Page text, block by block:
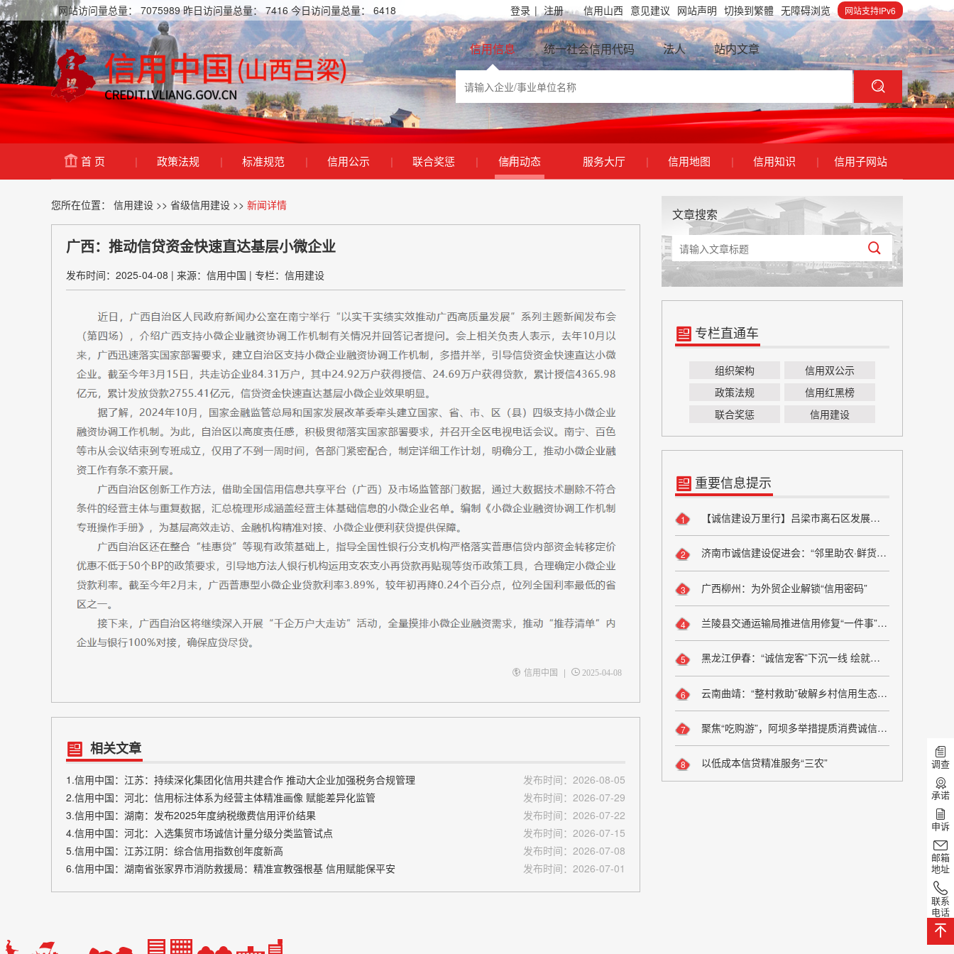
网站访问量总量： 7075989 昨日访问量总量： 7416 今日访问量总量： 6418 网站支持IPv6
无障碍浏览
切換到繁體
网站声明
意见建议
信用山西
登录 | 注册
信用信息 统一社会信用代码 法人 站内文章
首 页 | 政策法规 | 标准规范 | 信用公示 | 联合奖惩 | 信用动态 服务大厅 | 信用地图 | 信用知识 | 信用子网站
您所在位置： 信用建设 >> 省级信用建设 >> 新闻详情
广西：推动信贷资金快速直达基层小微企业
发布时间：2025-04-08 | 来源：信用中国 | 专栏：信用建设
信用中国 | 2025-04-08
相关文章
1.信用中国：江苏：持续深化集团化信用共建合作 推动大企业加强税务合规管理
发布时间：2026-08-05
2.信用中国：河北：信用标注体系为经营主体精准画像 赋能差异化监管
发布时间：2026-07-29
3.信用中国：湖南：发布2025年度纳税缴费信用评价结果
发布时间：2026-07-22
4.信用中国：河北：入选集贸市场诚信计量分级分类监管试点
发布时间：2026-07-15
5.信用中国：江苏江阴：综合信用指数创年度新高
发布时间：2026-07-08
6.信用中国：湖南省张家界市消防救援局：精准宣教强根基 信用赋能保平安
发布时间：2026-07-01
文章搜索
专栏直通车
组织架构
信用双公示
政策法规
信用红黑榜
联合奖惩
信用建设
重要信息提示
【诚信建设万里行】吕梁市离石区发展和改革局严守粮食安全底线 弘扬粮食行业诚信风尚
1
济南市诚信建设促进会：“邻里助农·鲜货进社区”座谈会成功举办 搭建“田间到餐桌”直供桥梁
2
广西柳州：为外贸企业解锁“信用密码”
3
兰陵县交通运输局推进信用修复“一件事”改革
4
黑龙江伊春：“诚信宠客”下沉一线 绘就旅游服务新图景
5
云南曲靖：“整村救助”破解乡村信用生态修复难题
6
聚焦“吃购游”，阿坝多举措提质消费诚信维权
7
以低成本信贷精准服务“三农”
8 调查
承诺
申诉
邮箱
地址
联系
电话